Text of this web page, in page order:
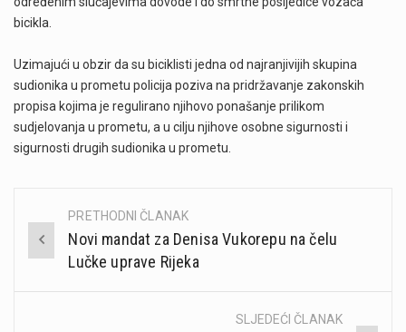
bicikla.
Uzimajući u obzir da su biciklisti jedna od najranjivijih skupina
sudionika u prometu policija poziva na pridržavanje zakonskih
propisa kojima je regulirano njihovo ponašanje prilikom
sudjelovanja u prometu, a u cilju njihove osobne sigurnosti i
sigurnosti drugih sudionika u prometu.
Post
navigation
PRETHODNI ČLANAK
Novi mandat za Denisa Vukorepu na čelu
Lučke uprave Rijeka
SLJEDEĆI ČLANAK